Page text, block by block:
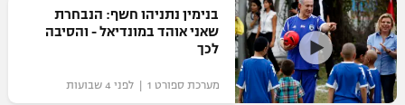
גביע הטוטו
ליגיונרים
ליגת האלופות
ליגה אירופית
ליגה אנגלית
כדורסל ישראלי
ליגת ווינר סל
כדורסל עולמי
בנימין נתניהו חשף: הנבחרת
שאני אוהד במונדיאל - והסיבה
לכך
מערכת ספורט 1 | לפני 4 שבועות